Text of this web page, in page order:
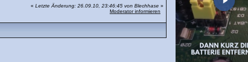
« Letzte Änderung: 26.09.10, 23:46:45 von Blechhase »
Moderator informieren